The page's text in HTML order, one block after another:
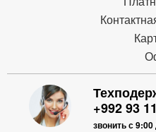
+992 93
звонить с